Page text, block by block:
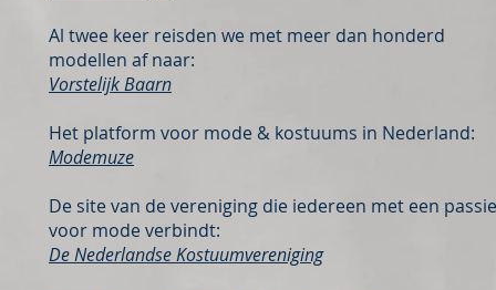
Al twee keer reisden we met meer dan honderd
modellen af naar:
Vorstelijk Baarn
Het platform voor mode & kostuums in Nederland:
Modemuze
De site van de vereniging die iedereen met een passie
voor mode verbindt:
De Nederlandse Kostuumvereniging